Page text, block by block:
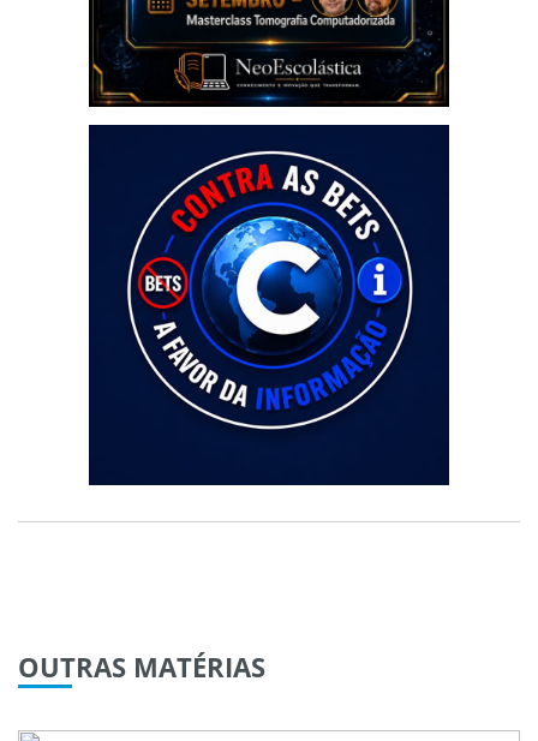
OUTRAS MATÉRIAS